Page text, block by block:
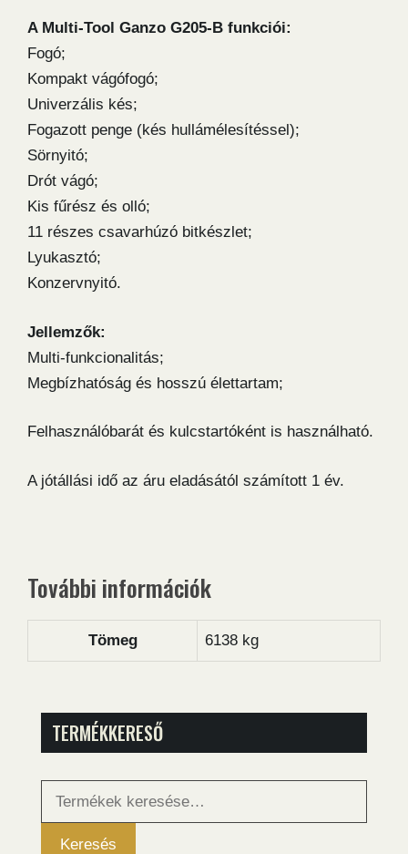
A Multi-Tool Ganzo G205-B funkciói:
Fogó;
Kompakt vágófogó;
Univerzális kés;
Fogazott penge (kés hullámélesítéssel);
Sörnyitó;
Drót vágó;
Kis fűrész és olló;
11 részes csavarhúzó bitkészlet;
Lyukasztó;
Konzervnyitó.
Jellemzők:
Multi-funkcionalitás;
Megbízhatóság és hosszú élettartam;
Felhasználóbarát és kulcstartóként is használható.
A jótállási idő az áru eladásától számított 1 év.
További információk
Tömeg 6138 kg
TERMÉKKERESŐ
Keresés
Keresés